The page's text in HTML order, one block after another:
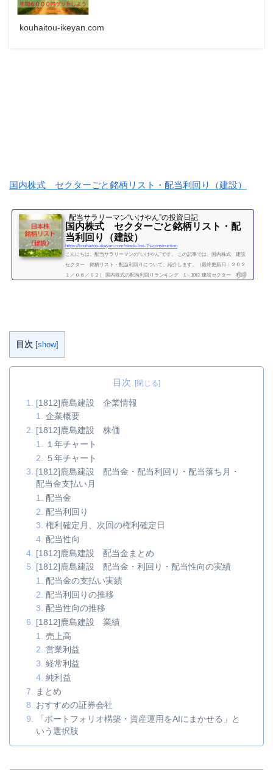
kouhaitou-ikeyan.com
国内株式 セクターごと銘柄リスト・配当利回り（建設）
配当サラリーマン“いけやん”の投資日記 ​
国内株式 セクターごと銘柄リスト・配
当利回り（建設）
https://kouhaitou-ikeyan.com/stock-list-15-construction
こんにちは。配当サラリーマンの“いけやん”です。 この記事では、国内株式 建設
セクター 銘柄リスト・配当利回りについて、紹介します。（最終更新日：２０２
１／０８／０２） 国内株式の配当利回りランキング 1～10位 建設セクター 利回
続きを読む
目次 [show]
目次
[1812]鹿島建設 企業情報
企業概要
[1812]鹿島建設 株価
１年チャート
５年チャート
[1812]鹿島建設 配当金・配当利回り・配当落ち月・
配当金支払い月
配当金
配当利回り
権利確定月、次回の権利確定日
配当性向
[1812]鹿島建設 配当金まとめ
[1812]鹿島建設 配当金・利回り・配当性向の実績
配当金の支払い実績
配当利回りの推移
配当性向の推移
[1812]鹿島建設 業績
売上高
営業利益
経常利益
純利益
まとめ
おすすめの証券会社
「ポートフォリオ構築・資産運用をAIにまかせる」と
いう選択肢